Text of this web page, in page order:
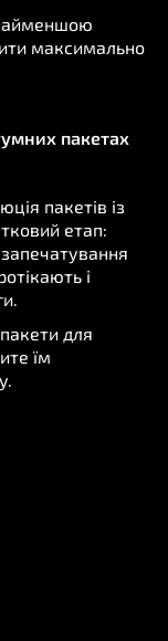
максимально
пакетах
пакетів із
етап:
і
для
їм